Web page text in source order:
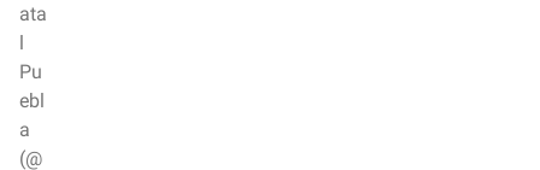
ata
l
Pu
ebl
a
(@